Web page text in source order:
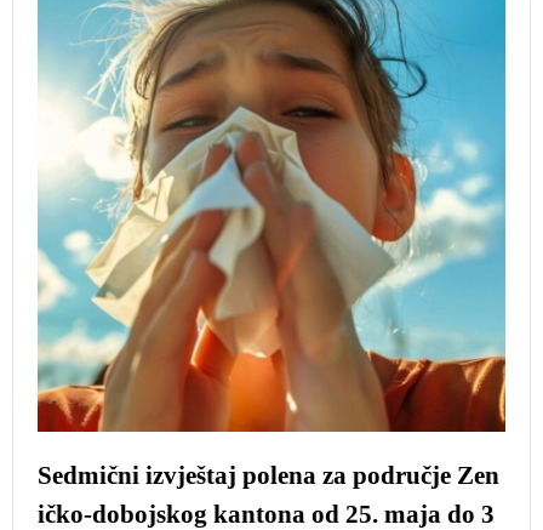
Sedmični izvještaj polena za područje Zen
ičko-dobojskog kantona od 25. maja do 3